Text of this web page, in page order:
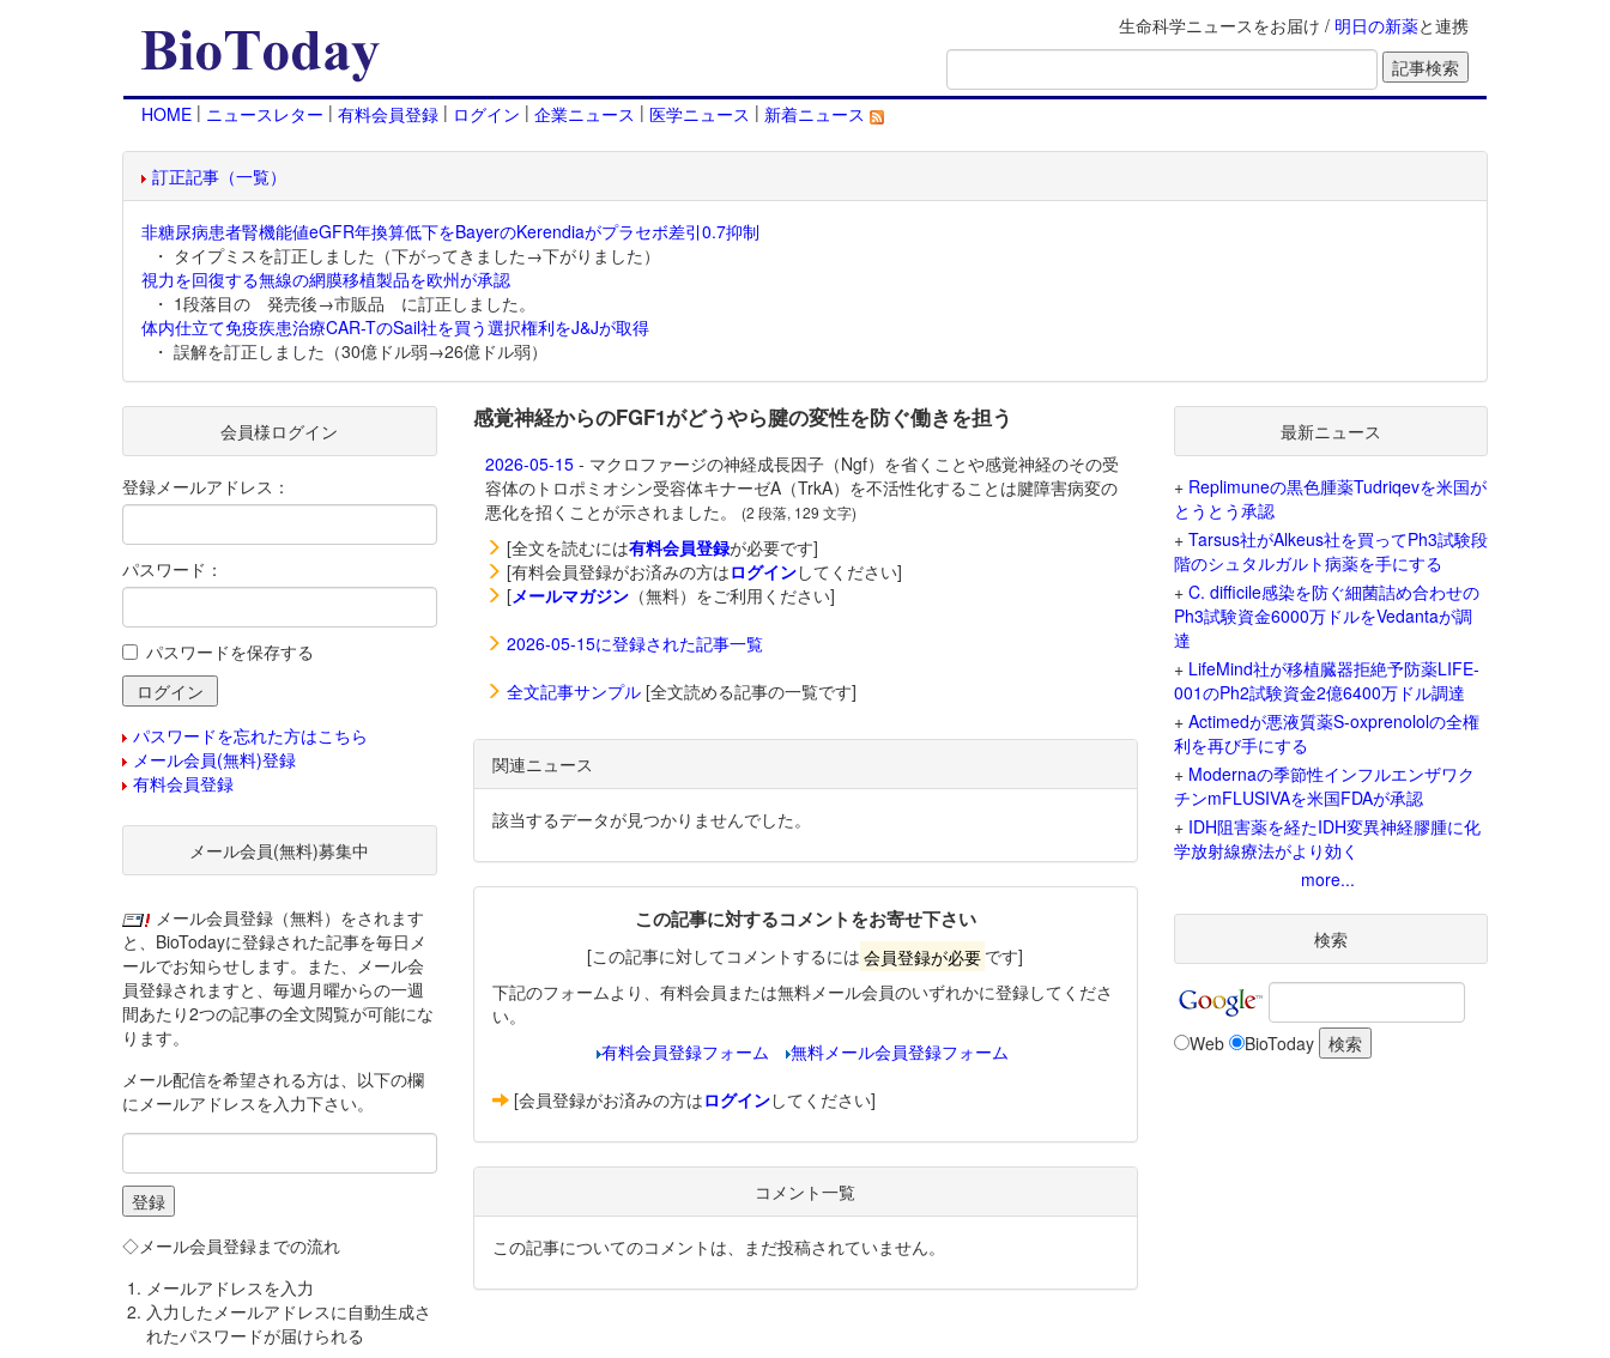
生命科学ニュースをお届け / 明日の新薬と連携
HOME | ニュースレター | 有料会員登録 | ログイン | 企業ニュース | 医学ニュース | 新着ニュース
訂正記事（一覧）
非糖尿病患者腎機能値eGFR年換算低下をBayerのKerendiaがプラセボ差引0.7抑制
・ タイプミスを訂正しました（下がってきました→下がりました）
視力を回復する無線の網膜移植製品を欧州が承認
・ 1段落目の 発売後→市販品 に訂正しました。
体内仕立て免疫疾患治療CAR-TのSail社を買う選択権利をJ&Jが取得
・ 誤解を訂正しました（30億ドル弱→26億ドル弱）
感覚神経からのFGF1がどうやら腱の変性を防ぐ働きを担う
2026-05-15- マクロファージの神経成長因子（Ngf）を省くことや感覚神経のその受
容体のトロポミオシン受容体キナーゼA（TrkA）を不活性化することは腱障害病変の
悪化を招くことが示されました。
(2 段落, 129 文字)
[全文を読むには有料会員登録が必要です]
[有料会員登録がお済みの方はログインしてください]
[メールマガジン（無料）をご利用ください]
2026-05-15に登録された記事一覧
全文記事サンプル[全文読める記事の一覧です]
関連ニュース
該当するデータが見つかりませんでした。
この記事に対するコメントをお寄せ下さい
[この記事に対してコメントするには 会員登録が必要 です]
下記のフォームより、有料会員または無料メール会員のいずれかに登録してくださ
い。
有料会員登録フォーム
無料メール会員登録フォーム
[会員登録がお済みの方はログインしてください]
コメント一覧
この記事についてのコメントは、まだ投稿されていません。
会員様ログイン
登録メールアドレス：
パスワード：
パスワードを保存する
パスワードを忘れた方はこちら
メール会員(無料)登録
有料会員登録
メール会員(無料)募集中
メール会員登録（無料）をされます
と、BioTodayに登録された記事を毎日メ
ールでお知らせします。また、メール会
員登録されますと、毎週月曜からの一週
間あたり2つの記事の全文閲覧が可能にな
ります。
メール配信を希望される方は、以下の欄
にメールアドレスを入力下さい。
◇メール会員登録までの流れ
メールアドレスを入力
入力したメールアドレスに自動生成さ
れたパスワードが届けられる
最新ニュース
+ Replimuneの黒色腫薬Tudriqevを米国が
とうとう承認
+ Tarsus社がAlkeus社を買ってPh3試験段
階のシュタルガルト病薬を手にする
+ C. difficile感染を防ぐ細菌詰め合わせの
Ph3試験資金6000万ドルをVedantaが調
達
+ LifeMind社が移植臓器拒絶予防薬LIFE-
001のPh2試験資金2億6400万ドル調達
+ Actimedが悪液質薬S-oxprenololの全権
利を再び手にする
+ Modernaの季節性インフルエンザワク
チンmFLUSIVAを米国FDAが承認
+ IDH阻害薬を経たIDH変異神経膠腫に化
学放射線療法がより効く
more...
検索
Web BioToday